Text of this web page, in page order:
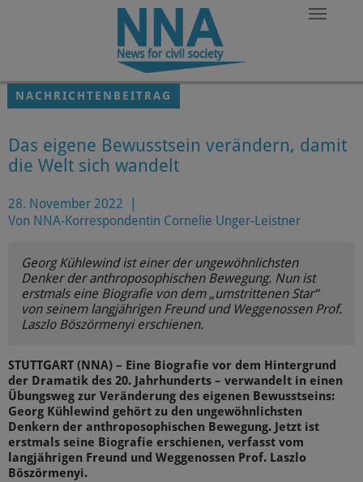
Zum Hauptinhalt springen
NACHRICHTENBEITRAG
Das eigene Bewusstsein verändern, damit
die Welt sich wandelt
28. November 2022
Von NNA-Korrespondentin Cornelie Unger-Leistner
Georg Kühlewind ist einer der ungewöhnlichsten
Denker der anthroposophischen Bewegung. Nun ist
erstmals eine Biografie von dem „umstrittenen Star“
von seinem langjährigen Freund und Weggenossen Prof.
Laszlo Böszörmenyi erschienen.
STUTTGART (NNA) – Eine Biografie vor dem Hintergrund
der Dramatik des 20. Jahrhunderts – verwandelt in einen
Übungsweg zur Veränderung des eigenen Bewusstseins:
Georg Kühlewind gehört zu den ungewöhnlichsten
Denkern der anthroposophischen Bewegung. Jetzt ist
erstmals seine Biografie erschienen, verfasst vom
langjährigen Freund und Weggenossen Prof. Laszlo
Böszörmenyi.